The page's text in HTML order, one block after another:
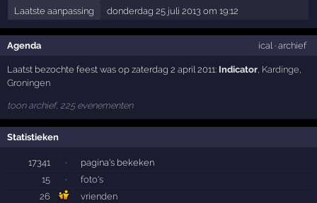
Laatste aanpassing
donderdag 25 juli 2013 om 19:12
Agenda ical· archief
Laatst bezochte feest was op zaterdag 2 april 2011: Indicator, Kardinge,
Groningen
toon archief, 225 evenementen
Statistieken
17341 ·
pagina's bekeken
15
·
foto's
26
vrienden